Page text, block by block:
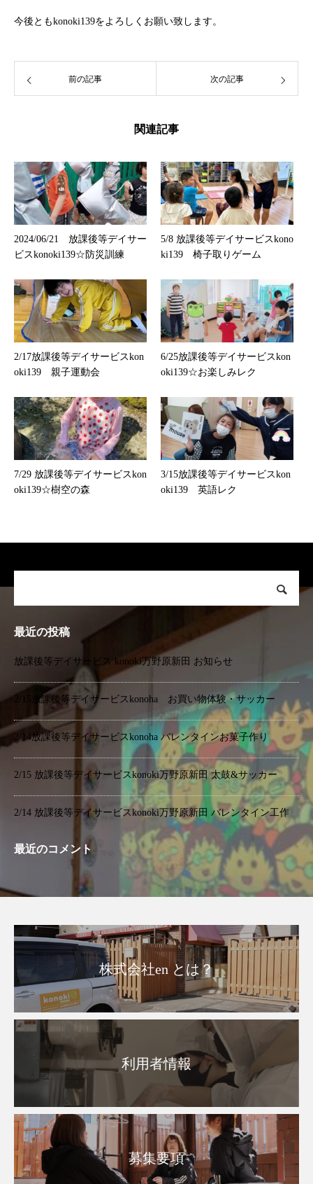
今後ともkonoki139をよろしくお願い致します。
前の記事 次の記事
関連記事
2024/06/21 放課後等デイサー
ビスkonoki139☆防災訓練
5/8 放課後等デイサービスkono
ki139 椅子取りゲーム
2/17放課後等デイサービスkon
oki139 親子運動会
6/25放課後等デイサービスkon
oki139☆お楽しみレク
7/29 放課後等デイサービスkon
oki139☆樹空の森
3/15放課後等デイサービスkon
oki139 英語レク
最近の投稿
放課後等デイサービス konoki万野原新田 お知らせ
2/15放課後等デイサービスkonoha お買い物体験・サッカー
2/14放課後等デイサービスkonoha バレンタインお菓子作り
2/15 放課後等デイサービスkonoki万野原新田 太鼓&サッカー
2/14 放課後等デイサービスkonoki万野原新田 バレンタイン工作
最近のコメント
株式会社en とは？
利用者情報
募集要項